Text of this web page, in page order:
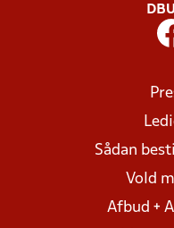
Sådan
Vold
Afbud +